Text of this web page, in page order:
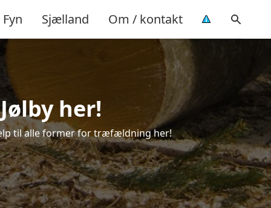
Fyn Sjælland Om / kontakt
her!
til alle former for træfældning her!